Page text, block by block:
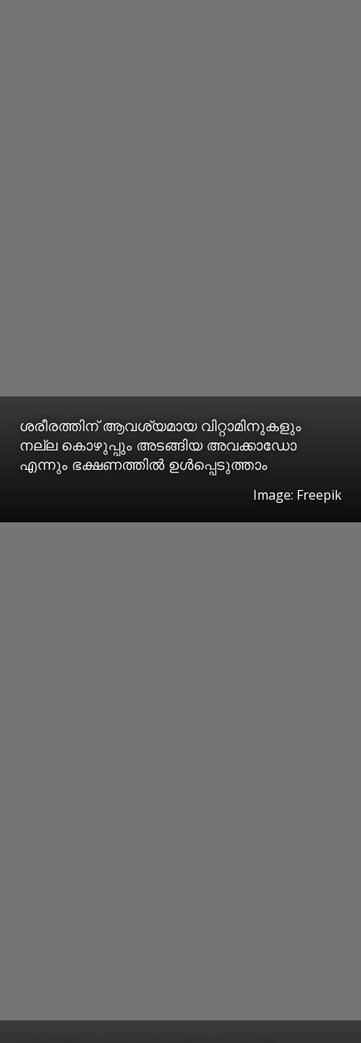
ശരീരത്തിന് ആവശ്യമായ വിറ്റാമിനുകളും
നല്ല കൊഴുപ്പും അടങ്ങിയ അവക്കാഡോ
എന്നും ഭക്ഷണത്തില്‍ ഉള്‍പ്പെടുത്താം
Image: Freepik